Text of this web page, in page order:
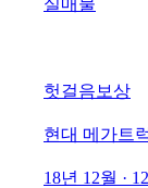
실매물
헛걸음보상
현대 메가트
18년 12월 ·